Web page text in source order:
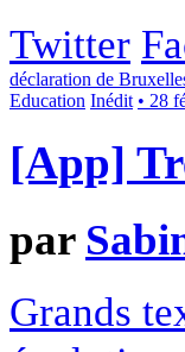
Twitter
déclaration de
Education Inédit • 28
[App]
par
Grands